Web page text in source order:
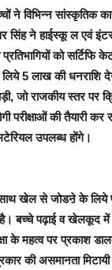
ने विभिन्न सांस्कृतिक
ने हाईस्कू ल एवं
को
5 लाख की धनराशि
जो राजकीय स्तर
परीक्षाओं की
उपलब्ध होंगे।
खेल से जोडऩे के लिये
है। बच्चे पढ़ाई व खेलकूद
महत्व पर प्रकाश
की असमानता